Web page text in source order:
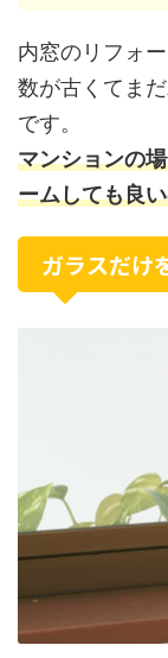
内窓のリフォ
数が古くてま
です。
マンションの
ームしても良
ガラスだけ